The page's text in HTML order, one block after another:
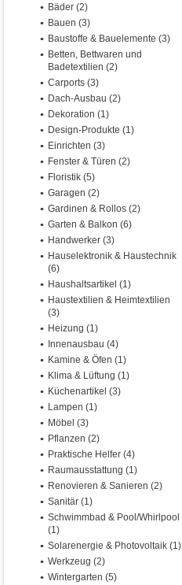
Bäder (2)
Bauen (3)
Baustoffe & Bauelemente (3)
Betten, Bettwaren und
Badetextilien (2)
Carports (3)
Dach-Ausbau (2)
Dekoration (1)
Design-Produkte (1)
Einrichten (3)
Fenster & Türen (2)
Floristik (5)
Garagen (2)
Gardinen & Rollos (2)
Garten & Balkon (6)
Handwerker (3)
Hauselektronik & Haustechnik
(6)
Haushaltsartikel (1)
Haustextilien & Heimtextilien
(3)
Heizung (1)
Innenausbau (4)
Kamine & Öfen (1)
Klima & Lüftung (1)
Küchenartikel (3)
Lampen (1)
Möbel (3)
Pflanzen (2)
Praktische Helfer (4)
Raumausstattung (1)
Renovieren & Sanieren (2)
Sanitär (1)
Schwimmbad & Pool/Whirlpool
(1)
Solarenergie & Photovoltaik (1)
Werkzeug (2)
Wintergarten (5)